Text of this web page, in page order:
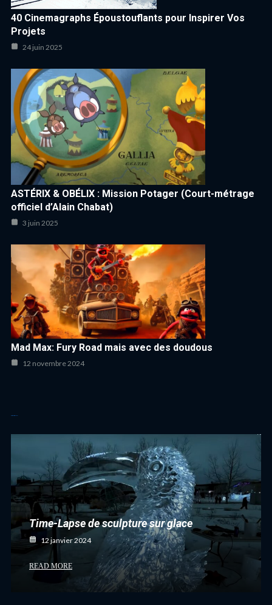
40 Cinemagraphs Époustouflants pour Inspirer Vos
Projets
24 juin 2025
ASTÉRIX & OBÉLIX : Mission Potager (Court-métrage
officiel d’Alain Chabat)
3 juin 2025
Mad Max: Fury Road mais avec des doudous
12 novembre 2024
Time-Lapse de sculpture sur glace
12 janvier 2024
READ MORE